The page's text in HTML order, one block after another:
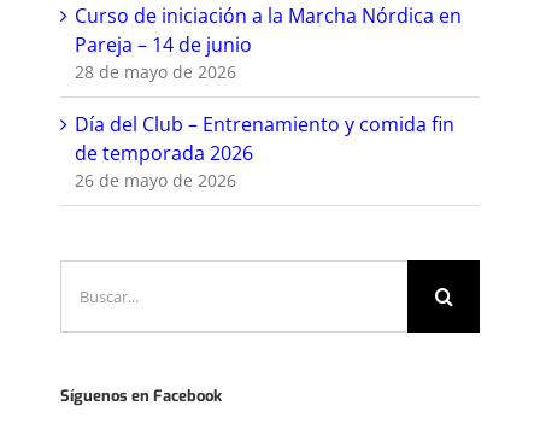
Curso de iniciación a la Marcha Nórdica en
Pareja – 14 de junio
28 de mayo de 2026
Día del Club – Entrenamiento y comida fin
de temporada 2026
26 de mayo de 2026
Síguenos en Facebook